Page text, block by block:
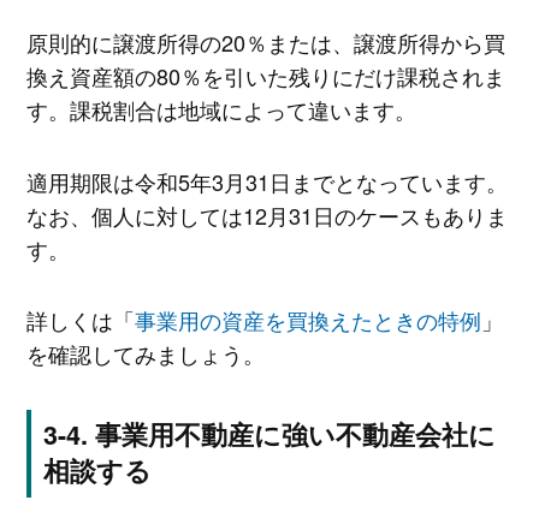
原則的に譲渡所得の20％または、譲渡所得から買
換え資産額の80％を引いた残りにだけ課税されま
す。課税割合は地域によって違います。
適用期限は令和5年3月31日までとなっています。
なお、個人に対しては12月31日のケースもありま
す。
詳しくは「事業用の資産を買換えたときの特例 」
を確認してみましょう。
事業用不動産に強い不動産会社に
相談する